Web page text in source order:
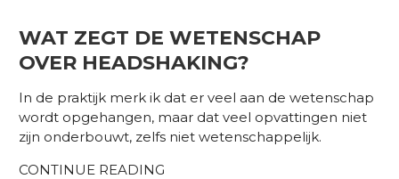
WAT ZEGT DE WETENSCHAP
OVER HEADSHAKING?
In de praktijk merk ik dat er veel aan de wetenschap
wordt opgehangen, maar dat veel opvattingen niet
zijn onderbouwt, zelfs niet wetenschappelijk.
CONTINUE READING